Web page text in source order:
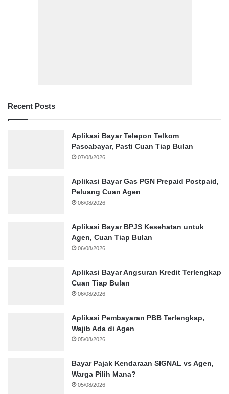
Recent Posts
Aplikasi Bayar Telepon Telkom
Pascabayar, Pasti Cuan Tiap Bulan
07/08/2026
Aplikasi Bayar Gas PGN Prepaid Postpaid,
Peluang Cuan Agen
06/08/2026
Aplikasi Bayar BPJS Kesehatan untuk
Agen, Cuan Tiap Bulan
06/08/2026
Aplikasi Bayar Angsuran Kredit Terlengkap
Cuan Tiap Bulan
06/08/2026
Aplikasi Pembayaran PBB Terlengkap,
Wajib Ada di Agen
05/08/2026
Bayar Pajak Kendaraan SIGNAL vs Agen,
Warga Pilih Mana?
05/08/2026